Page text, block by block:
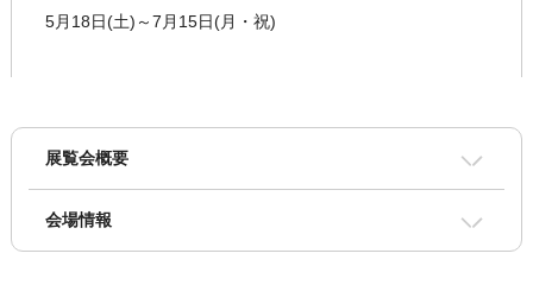
5月18日(土)～7月15日(月・祝)
展覧会概要
会場情報